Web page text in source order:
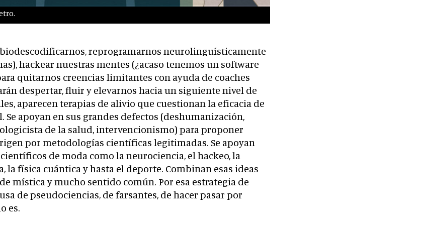
reprogramarnos neurolinguísticamente
hackear nuestras mentes (¿acaso tenemos un software
quitarnos creencias limitantes con ayuda de coaches
despertar, fluir y elevarnos hacia un siguiente nivel de
aparecen terapias de alivio que cuestionan la eficacia de
apoyan en sus grandes defectos (deshumanización,
de la salud, intervencionismo) para proponer
por metodologías científicas legitimadas. Se apoyan
de moda como la neurociencia, el hackeo, la
la física cuántica y hasta el deporte. Combinan esas ideas
mística y mucho sentido común. Por esa estrategia de
de pseudociencias, de farsantes, de hacer pasar por
es.